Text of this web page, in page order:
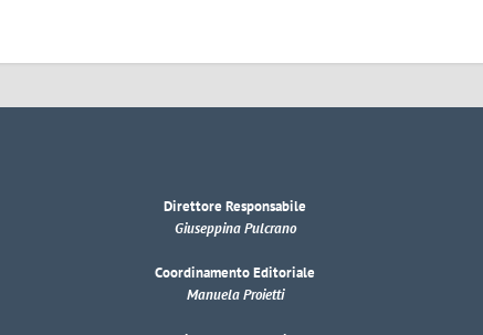
Direttore Responsabile
Giuseppina Pulcrano
Coordinamento Editoriale
Manuela Proietti